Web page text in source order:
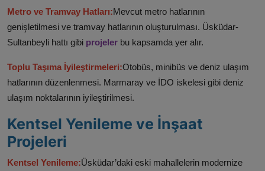
Metro ve Tramvay Hatları:Mevcut metro hatlarının
genişletilmesi ve tramvay hatlarının oluşturulması. Üsküdar-
Sultanbeyli hattı gibi projeler bu kapsamda yer alır.
Toplu Taşıma İyileştirmeleri:Otobüs, minibüs ve deniz ulaşım
hatlarının düzenlenmesi. Marmaray ve İDO iskelesi gibi deniz
ulaşım noktalarının iyileştirilmesi.
Kentsel Yenileme ve İnşaat
Projeleri
Kentsel Yenileme:Üsküdar’daki eski mahallelerin modernize